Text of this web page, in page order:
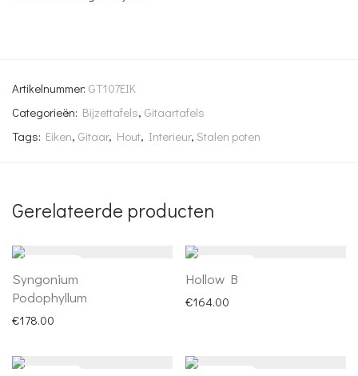
Artikelnummer: GT107EIK
Categorieën: Bijzettafels, Gitaartafels
Tags: Eiken, Gitaar, Hout, Interieur, Stalen poten
Gerelateerde producten
Syngonium
Podophyllum
€178.00
Hollow B
€164.00